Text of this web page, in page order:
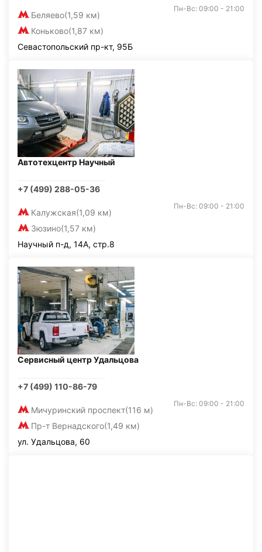
Беляево(1,59 км)
Коньково(1,87 км)
Пн-Вс: 09:00 - 21:00
Севастопольский пр-кт, 95Б
Автотехцентр Научный
+7 (499) 288-05-36
Калужская(1,09 км)
Зюзино(1,57 км)
Пн-Вс: 09:00 - 21:00
Научный п-д, 14А, стр.8
Сервисный центр Удальцова
+7 (499) 110-86-79
Мичуринский проспект(116 м)
Пр-т Вернадского(1,49 км)
Пн-Вс: 09:00 - 21:00
ул. Удальцова, 60